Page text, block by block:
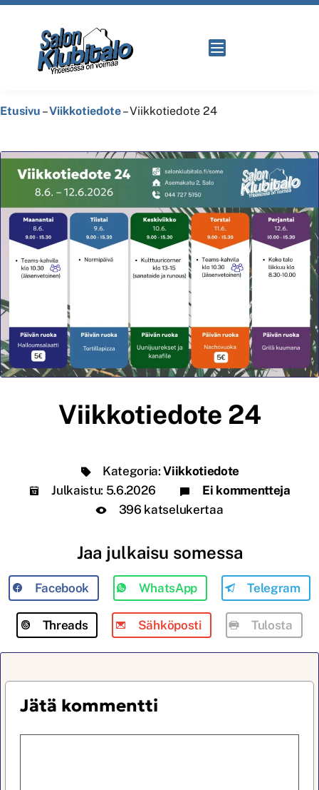
Etusivu –Viikkotiedote–Viikkotiedote 24
Viikkotiedote 24
Kategoria: Viikkotiedote
Julkaistu: 5.6.2026
Ei kommentteja
396 katselukertaa
Jaa julkaisu somessa
Facebook WhatsApp Telegram
Threads Sähköposti Tulosta
Jätä kommentti